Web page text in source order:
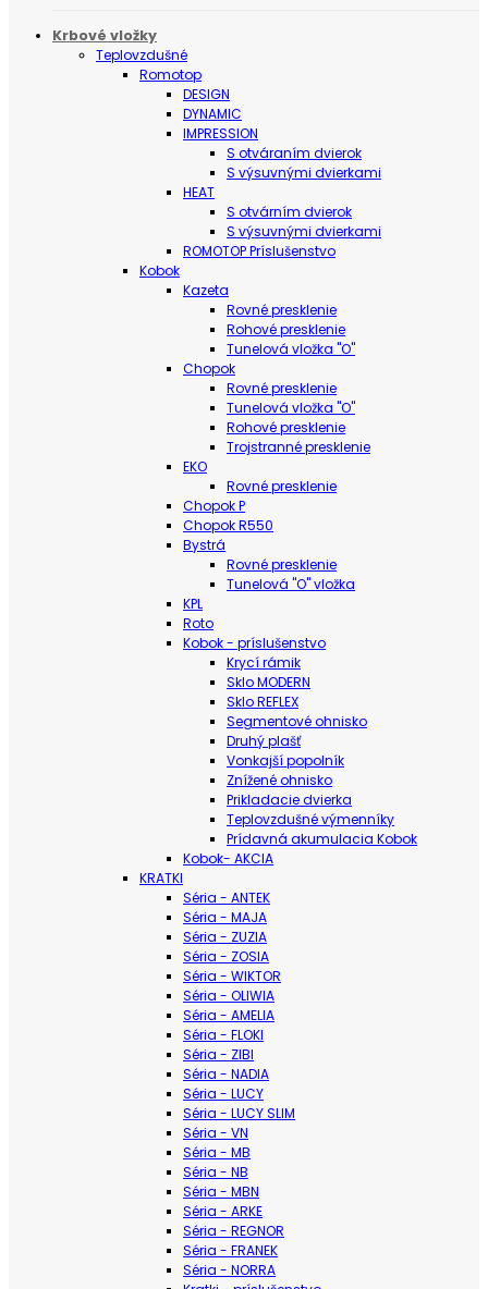
Krbové vložky
Teplovzdušné
Romotop
DESIGN
DYNAMIC
IMPRESSION
S otváraním dvierok
S výsuvnými dvierkami
HEAT
S otvárním dvierok
S výsuvnými dvierkami
ROMOTOP Príslušenstvo
Kobok
Kazeta
Rovné presklenie
Rohové presklenie
Tunelová vložka "O"
Chopok
Rovné presklenie
Tunelová vložka "O"
Rohové presklenie
Trojstranné presklenie
EKO
Rovné presklenie
Chopok P
Chopok R550
Bystrá
Rovné presklenie
Tunelová "O" vložka
KPL
Roto
Kobok - príslušenstvo
Krycí rámik
Sklo MODERN
Sklo REFLEX
Segmentové ohnisko
Druhý plašť
Vonkajší popolník
Znížené ohnisko
Prikladacie dvierka
Teplovzdušné výmenníky
Prídavná akumulacia Kobok
Kobok- AKCIA
KRATKI
Séria - ANTEK
Séria - MAJA
Séria - ZUZIA
Séria - ZOSIA
Séria - WIKTOR
Séria - OLIWIA
Séria - AMELIA
Séria - FLOKI
Séria - ZIBI
Séria - NADIA
Séria - LUCY
Séria - LUCY SLIM
Séria - VN
Séria - MB
Séria - NB
Séria - MBN
Séria - ARKE
Séria - REGNOR
Séria - FRANEK
Séria - NORRA